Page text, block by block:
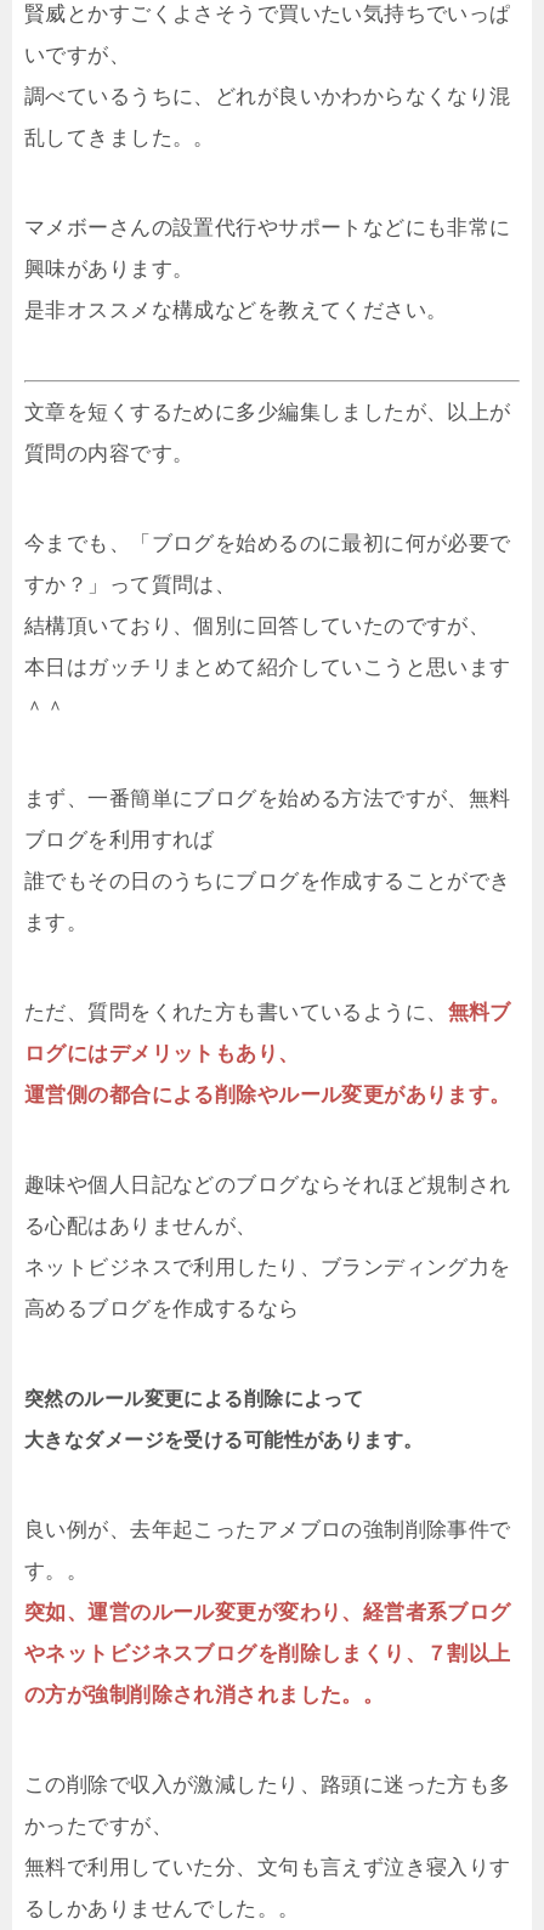
賢威とかすごくよさそうで買いたい気持ちでいっぱ
いですが、
調べているうちに、どれが良いかわからなくなり混
乱してきました。。
マメボーさんの設置代行やサポートなどにも非常に
興味があります。
是非オススメな構成などを教えてください。
文章を短くするために多少編集しましたが、以上が
質問の内容です。
今までも、「ブログを始めるのに最初に何が必要で
すか？」って質問は、
結構頂いており、個別に回答していたのですが、
本日はガッチリまとめて紹介していこうと思います
＾＾
まず、一番簡単にブログを始める方法ですが、無料
ブログを利用すれば
誰でもその日のうちにブログを作成することができ
ます。
ただ、質問をくれた方も書いているように、 無料ブ
ログにはデメリットもあり、
運営側の都合による削除やルール変更があります。
趣味や個人日記などのブログならそれほど規制され
る心配はありませんが、
ネットビジネスで利用したり、ブランディング力を
高めるブログを作成するなら
突然のルール変更による削除によって
大きなダメージを受ける可能性があります。
良い例が、去年起こったアメブロの強制削除事件で
す。。
突如、運営のルール変更が変わり、経営者系ブログ
やネットビジネスブログを削除しまくり、７割以上
の方が強制削除され消されました。。
この削除で収入が激減したり、路頭に迷った方も多
かったですが、
無料で利用していた分、文句も言えず泣き寝入りす
るしかありませんでした。。